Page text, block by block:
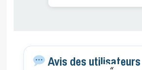
Avis des utilisateurs